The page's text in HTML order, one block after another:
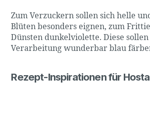
Zum Verzuckern sollen sich helle
Blüten besonders eignen, zum
Dünsten dunkelviolette. Diese
Verarbeitung wunderbar blau
Rezept-Inspirationen für Hosta